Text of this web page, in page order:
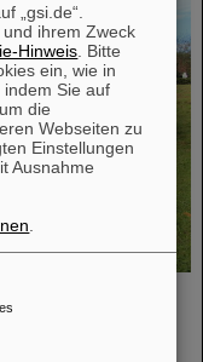
und
das Hauptziel der
„gsi.de“.
ihrem Zweck
Hinweis . Bitte
ein, wie in
Sie auf
die
Webseiten zu
Einstellungen
Ausnahme